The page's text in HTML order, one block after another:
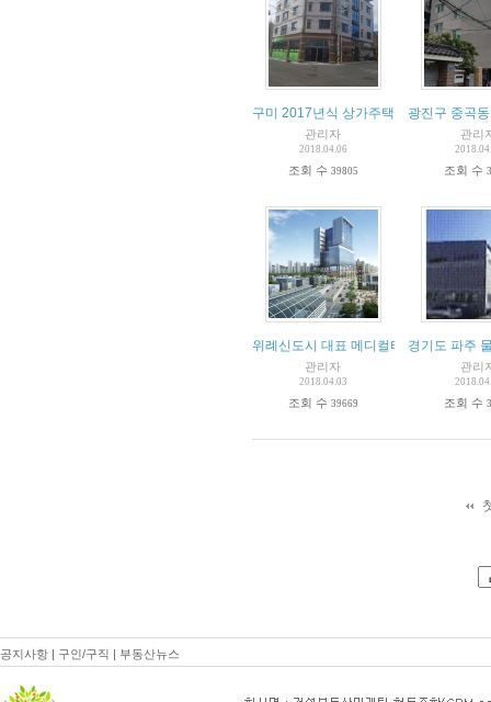
구미 2017년식 상가주택 급매물!!!
관리자
2018.04.06
조회 수 39805
광진구 중곡
관리
조회 수
위례신도시 대표 메디컬타워
관리자
2018.04.03
조회 수 39669
경기도 파주
관리
조회 수
공지사항 구인/구직 부동산뉴스